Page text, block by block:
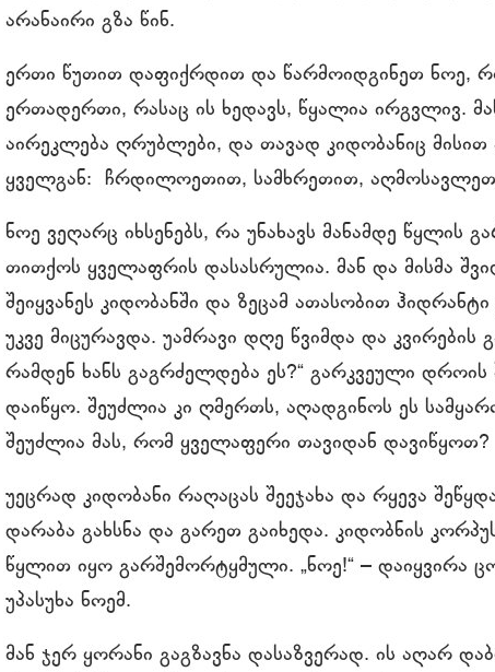
არანაირი გზა წინ.
ერთი წუთით დაფიქრდით და წარმოიდგინეთ ნოე,
ერთადერთი, რასაც ის ხედავს, წყალია ირგვლივ.
აირეკლება ღრუბლები, და თავად კიდობანიც
ყველგან: ჩრდილოეთით, სამხრეთით,
ნოე ვეღარც იხსენებს, რა უნახავს მანამდე წყლის
თითქოს ყველაფრის დასასრულია. მან და მისმა
შეიყვანეს კიდობანში და ზეცამ ათასობით ჰიდრანტი
უკვე მიცურავდა. უამრავი დღე წვიმდა და
რამდენ ხანს გაგრძელდება ეს?“ გარკვეული
დაიწყო. შეუძლია კი ღმერთს, აღადგინოს ეს
შეუძლია მას, რომ ყველაფერი თავიდან დავიწყოთ?
უეცრად კიდობანი რაღაცას შეეჯახა და რყევა
დარაბა გახსნა და გარეთ გაიხედა. კიდობნის
წყლით იყო გარშემორტყმული. „ნოე!“ – დაიყვირა
უპასუხა ნოემ.
მან ჯერ ყორანი გაგზავნა დასაზვერად. ის აღარ